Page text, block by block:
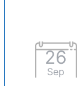
26
Sep